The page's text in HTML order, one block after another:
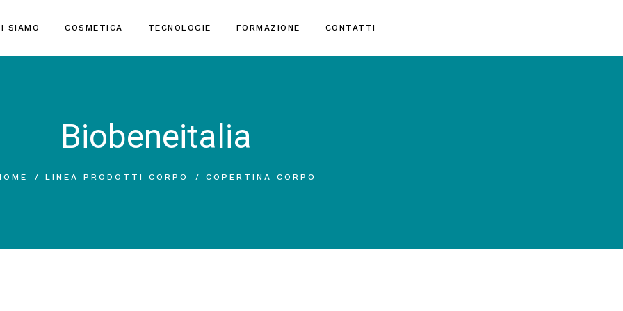
SIAMO COSMETICA TECNOLOGIE FORMAZIONE CONTATTI
Biobeneitalia
LINEA PRODOTTI CORPO COPERTINA CORPO